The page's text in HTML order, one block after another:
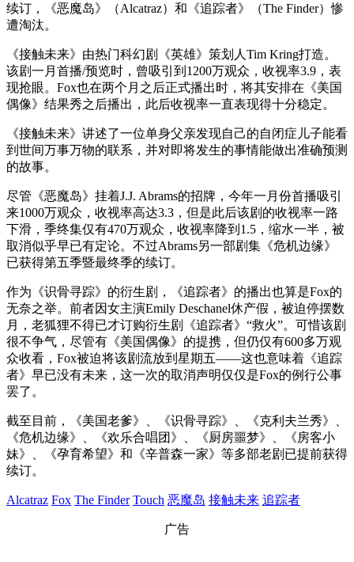
续订，《恶魔岛》（Alcatraz）和《追踪者》（The Finder）惨
遭淘汰。
《接触未来》由热门科幻剧《英雄》策划人Tim Kring打造。
该剧一月首播/预览时，曾吸引到1200万观众，收视率3.9，表
现抢眼。Fox也在两个月之后正式播出时，将其安排在《美国
偶像》结果秀之后播出，此后收视率一直表现得十分稳定。
《接触未来》讲述了一位单身父亲发现自己的自闭症儿子能看
到世间万事万物的联系，并对即将发生的事情能做出准确预测
的故事。
尽管《恶魔岛》挂着J.J. Abrams的招牌，今年一月份首播吸引
来1000万观众，收视率高达3.3，但是此后该剧的收视率一路
下滑，季终集仅有470万观众，收视率降到1.5，缩水一半，被
取消似乎早已有定论。不过Abrams另一部剧集《危机边缘》
已获得第五季暨最终季的续订。
作为《识骨寻踪》的衍生剧，《追踪者》的播出也算是Fox的
无奈之举。前者因女主演Emily Deschanel休产假，被迫停摆数
月，老狐狸不得已才订购衍生剧《追踪者》“救火”。可惜该剧
很不争气，尽管有《美国偶像》的提携，但仍仅有600多万观
众收看，Fox被迫将该剧流放到星期五——这也意味着《追踪
者》早已没有未来，这一次的取消声明仅仅是Fox的例行公事
罢了。
截至目前，《美国老爹》、《识骨寻踪》、《克利夫兰秀》、
《危机边缘》、《欢乐合唱团》、《厨房噩梦》、《房客小
妹》、《孕育希望》和《辛普森一家》等多部老剧已提前获得
续订。
Alcatraz Fox The Finder Touch 恶魔岛 接触未来 追踪者
广告